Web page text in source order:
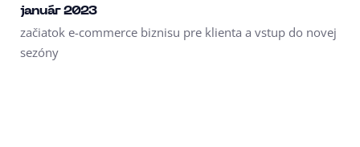
január 2023
začiatok e-commerce biznisu pre klienta a vstup do novej
sezóny